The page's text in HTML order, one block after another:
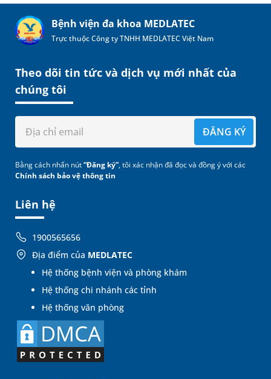
Bệnh viện đa khoa MEDLATEC
Trực thuộc Công ty TNHH MEDLATEC Việt Nam
Liên hệ
1900565656
Địa điểm của MEDLATEC
Hệ thống bệnh viện và phòng khám
Hệ thống chi nhánh các tỉnh
Hệ thống văn phòng
Theo dõi tin tức và dịch vụ mới nhất của
chúng tôi
ĐĂNG KÝ
Bằng cách nhấn nút“Đăng ký”, tôi xác nhận đã đọc và đồng ý với các
Chính sách bảo vệ thông tin